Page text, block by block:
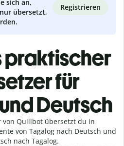
sich an,
übersetzt,
Registrieren
praktischer
für
Deutsch
von Quillbot übersetzt du in
von Tagalog nach Deutsch und
nach Tagalog.